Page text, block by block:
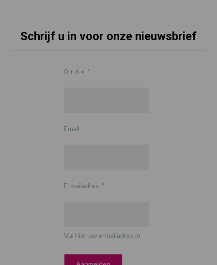
Schrijf u in voor onze nieuwsbrief
0 + 6 = *
Email
E-mailadres *
Vul hier uw e-mailadres in